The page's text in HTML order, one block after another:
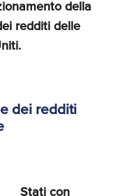
della
redditi delle
dei redditi
Stati con